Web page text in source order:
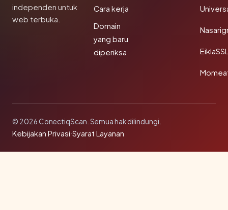
independen untuk
web terbuka.
Cara kerja
Domain
yang baru
diperiksa
© 2026 ConectiqScan. Semua hak dilindungi.
Kebijakan Privasi·Syarat Layanan